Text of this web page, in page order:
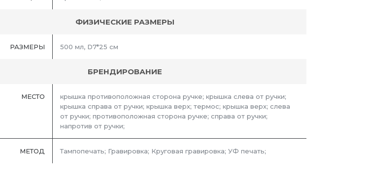
ФИЗИЧЕСКИЕ РАЗМЕРЫ
РАЗМЕРЫ 500 мл, D7*25 cм
БРЕНДИРОВАНИЕ
МЕСТО
крышка противоположная сторона ручке; крышка слева от ручки;
крышка справа от ручки; крышка верх; термос; крышка верх; слева
от ручки; противоположная сторона ручке; справа от ручки;
напротив от ручки;
МЕТОД Тампопечать; Гравировка; Круговая гравировка; УФ печать;